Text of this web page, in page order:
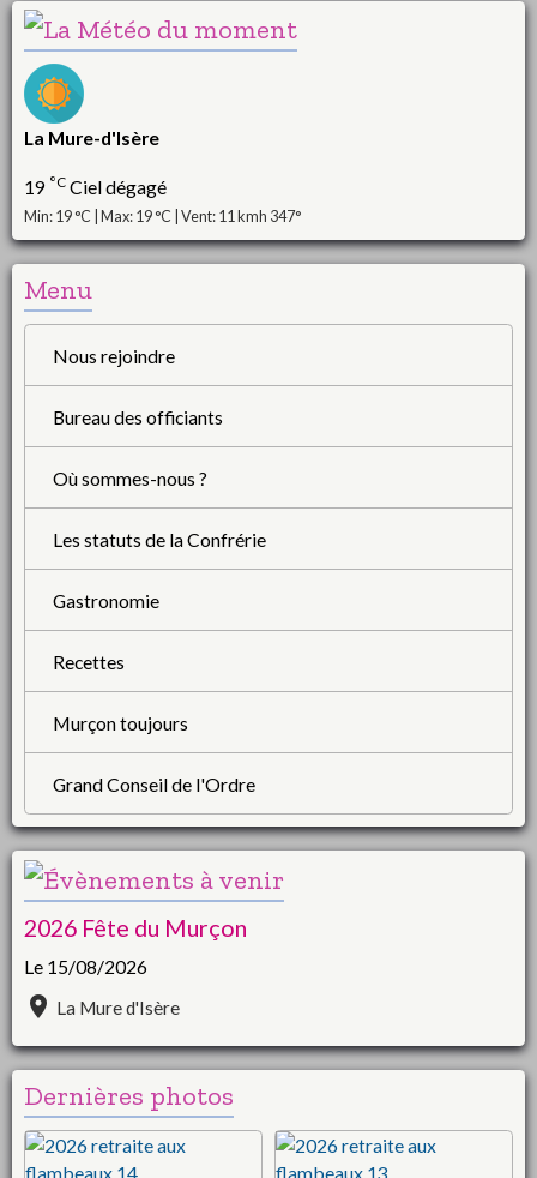
La Mure-d'Isère
19 °C Ciel dégagé
Min: 19 °C | Max: 19 °C | Vent: 11 kmh 347°
Menu
Nous rejoindre
Bureau des officiants
Où sommes-nous ?
Les statuts de la Confrérie
Gastronomie
Recettes
Murçon toujours
Grand Conseil de l'Ordre
2026 Fête du Murçon
Le 15/08/2026
La Mure d'Isère
Dernières photos